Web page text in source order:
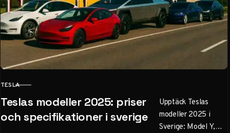
KATEGORI
TESLA
Teslas modeller 2025: priser
och specifikationer i sverige
Upptäck Teslas
modeller 2025 i
Sverige: Model Y,